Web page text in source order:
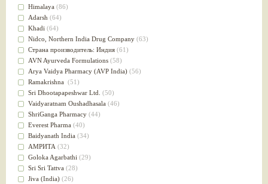
Для медитации
выводит токсины
Для здоровья печени
Для тела(39)
для очищения крови(38)
При диабете(38)
Антиоксидант(37)
Для Капха(Кафа) доши
От паразитов(37)
При расстройстве желудка (36)
Успокоительное(36)
Для глаз(34)
от геморроя(34)
Противовоспалительное
Для Питта доши(32)
Для сердца(32)
Для сосудов головного мозга
Himalaya (86)
Adarsh (64)
Khadi (64)
Nidсo, Northern India Drug Company (63)
Страна производитель: Индия (61)
AVN Ayurveda Formulations (58)
Arya Vaidya Pharmacy (AVP India) (56)
Ramakrishna (51)
Sri Dhootapapeshwar Ltd. (50)
Vaidyaratnam Oushadhasala (46)
ShriGanga Pharmacy (44)
Everest Pharma (40)
Baidyanath India (34)
АМРИТА (32)
Goloka Agarbathi (29)
Sri Sri Tattva (28)
Jiva (India) (26)